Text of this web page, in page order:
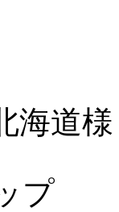
海道様
プ